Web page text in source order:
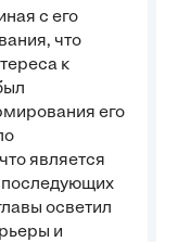
с его
что
к
его
является
осветил
и